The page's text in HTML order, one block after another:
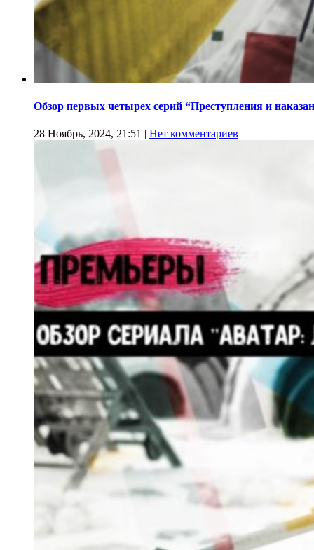
Обзор первых четырех серий “Преступления и
28 Ноябрь, 2024, 21:51 | Нет комментариев